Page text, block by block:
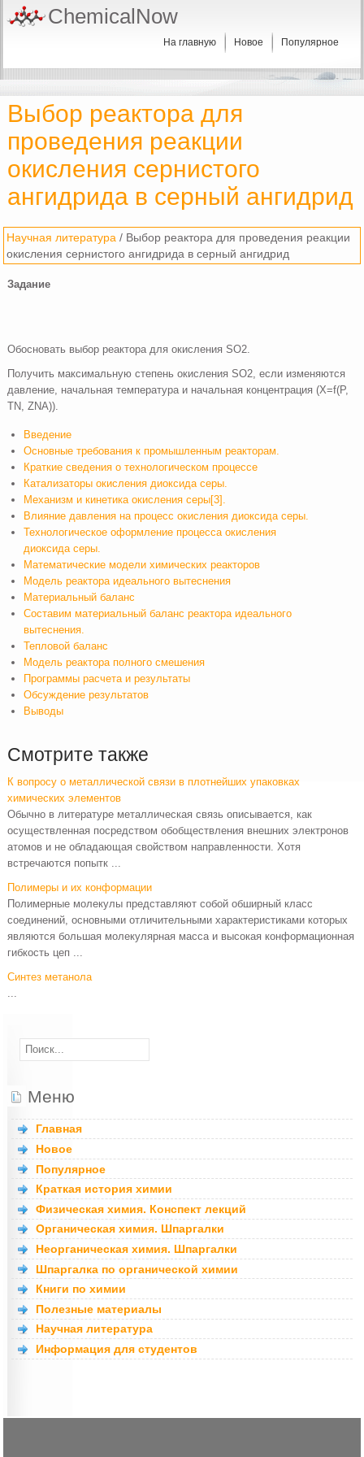
ChemicalNow
На главную Новое Популярное
Выбор реактора для
проведения реакции
окисления сернистого
ангидрида в серный ангидрид
Научная литература / Выбор реактора для проведения реакции
окисления сернистого ангидрида в серный ангидрид
Задание
Обосновать выбор реактора для окисления SO2.
Получить максимальную степень окисления SO2, если изменяются
давление, начальная температура и начальная концентрация (Х=f(P,
TN, ZNA)).
Введение
Основные требования к промышленным реакторам.
Краткие сведения о технологическом процессе
Катализаторы окисления диоксида серы.
Механизм и кинетика окисления серы[3].
Влияние давления на процесс окисления диоксида серы.
Технологическое оформление процесса окисления
диоксида серы.
Математические модели химических реакторов
Модель реактора идеального вытеснения
Материальный баланс
Составим материальный баланс реактора идеального
вытеснения.
Тепловой баланс
Модель реактора полного смешения
Программы расчета и результаты
Обсуждение результатов
Выводы
Смотрите также
К вопросу о металлической связи в плотнейших упаковках
химических элементов
Обычно в литературе металлическая связь описывается, как
осуществленная посредством обобществления внешних электронов
атомов и не обладающая свойством направленности. Хотя
встречаются попытк ...
Полимеры и их конформации
Полимерные молекулы представляют собой обширный класс
соединений, основными отличительными характеристиками которых
являются большая молекулярная масса и высокая конформационная
гибкость цеп ...
Синтез метанола
...
Меню
Главная
Новое
Популярное
Краткая история химии
Физическая химия. Конспект лекций
Органическая химия. Шпаргалки
Неорганическая химия. Шпаргалки
Шпаргалка по органической химии
Книги по химии
Полезные материалы
Научная литература
Информация для студентов